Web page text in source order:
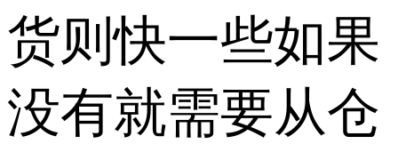
货则快一些如果
没有就需要从仓